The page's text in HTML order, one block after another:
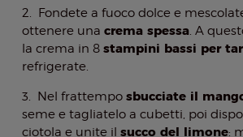
2. Fondete a fuoco dolce e
ottenere una crema spessa. A
la crema in 8 stampini bassi per
refrigerate.
3. Nel frattempo sbucciate il
seme e tagliatelo a cubetti, poi
ciotola e unite il succo del limone: